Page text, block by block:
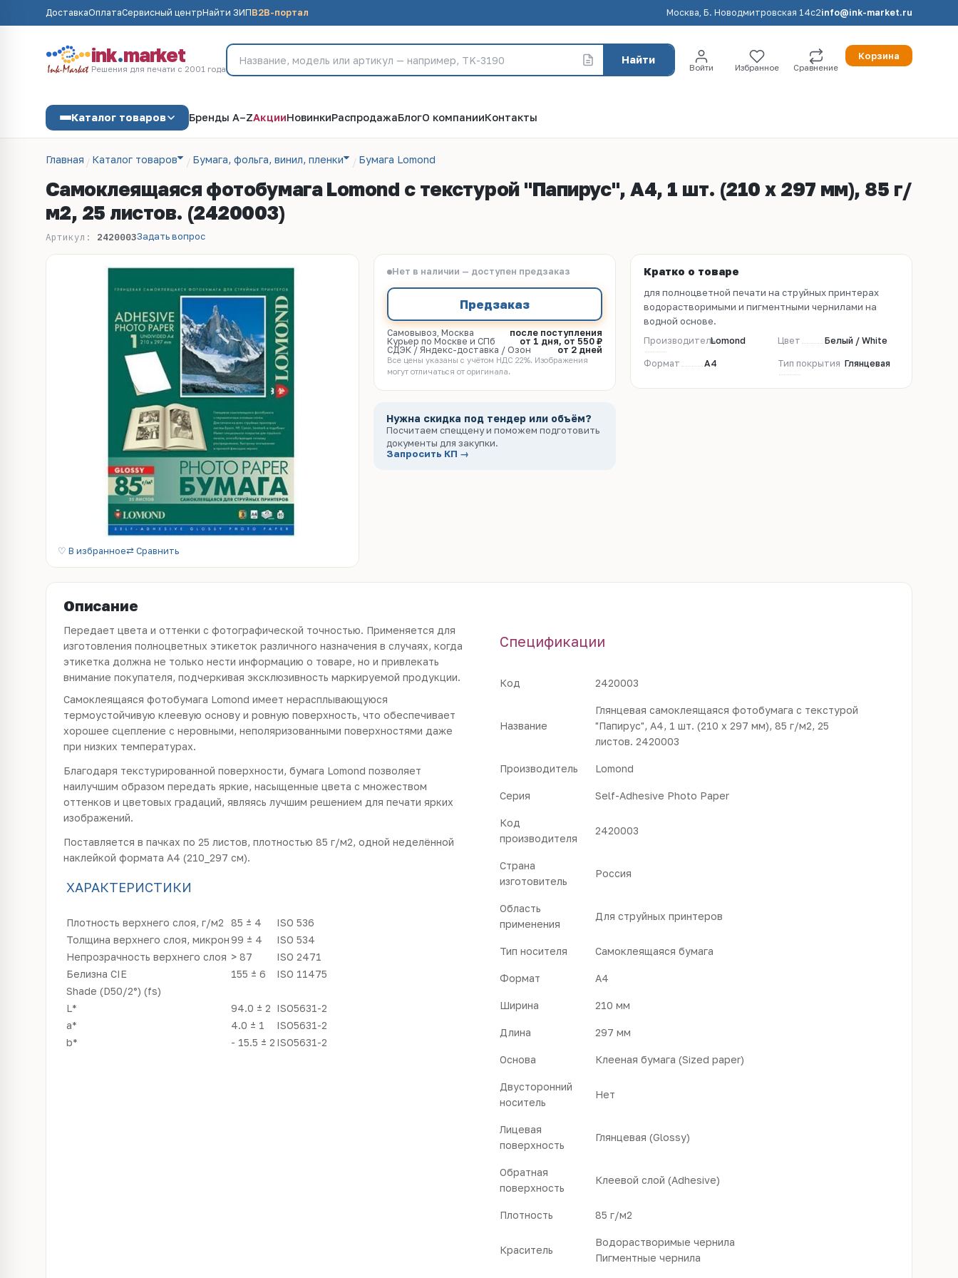
ДоставкаОплатаСервисный центрНайти ЗИПB2B-портал Москва, Б. Новодмитровская 14с2info@ink-market.ru
ink.market
Решения для печати с 2001 года
Найти
Войти Избранное Сравнение
Корзина
Каталог товаров Бренды A–ZАкцииНовинкиРаспродажаБлогО компанииКонтакты
Главная Каталог товаров Бумага, фольга, винил, пленки Бумага Lomond
Самоклеящаяся фотобумага Lomond с текстурой "Папирус", A4, 1 шт. (210 x 297 мм), 85 г/
м2, 25 листов. (2420003)
Артикул: 2420003Задать вопрос
♡ В избранное⇄ Сравнить
Нет в наличии — доступен предзаказ
Предзаказ
Самовывоз, Москва
после поступления
Курьер по Москве и СПб
от 1 дня, от 550 ₽
СДЭК / Яндекс-доставка / Озон
от 2 дней
Все цены указаны с учётом НДС 22%. Изображения
могут отличаться от оригинала.
Нужна скидка под тендер или объём?
Посчитаем спеццену и поможем подготовить
документы для закупки.
Запросить КП →
Кратко о товаре
для полноцветной печати на струйных принтерах
водорастворимыми и пигментными чернилами на
водной основе.
ПроизводительLomond Цвет Белый / White
Формат A4 Тип покрытия Глянцевая
Описание
Передает цвета и оттенки с фотографической точностью. Применяется для
изготовления полноцветных этикеток различного назначения в случаях, когда
этикетка должна не только нести информацию о товаре, но и привлекать
внимание покупателя, подчеркивая эксклюзивность маркируемой продукции.
Cамоклеящаяся фотобумага Lomond имеет нерасплывающуюся
термоустойчивую клеевую основу и ровную поверхность, что обеспечивает
хорошее сцепление с неровными, неполяризованными поверхностями даже
при низких температурах.
Благодаря текстурированной поверхности, бумага Lomond позволяет
наилучшим образом передать яркие, насыщенные цвета с множеством
оттенков и цветовых градаций, являясь лучшим решением для печати ярких
изображений.
Поставляется в пачках по 25 листов, плотностью 85 г/м2, одной неделённой
наклейкой формата A4 (210_297 см).
ХАРАКТЕРИСТИКИ
Плотность верхнего слоя, г/м2 85 ± 4
ISO 536
Толщина верхнего слоя, микрон99 ± 4
ISO 534
Непрозрачность верхнего слоя > 87
ISO 2471
Белизна CIE
155 ± 6
ISO 11475
Shade (D50/2°) (fs)
L*
94.0 ± 2 ISO5631-2
a*
4.0 ± 1
ISO5631-2
b*
- 15.5 ± 2 ISO5631-2
Спецификации
Код 2420003
Название
Глянцевая самоклеящаяся фотобумага с текстурой
"Папирус", A4, 1 шт. (210 x 297 мм), 85 г/м2, 25
листов. 2420003
Производитель Lomond
Серия Self-Adhesive Photo Paper
Код
производителя
2420003
Страна
изготовитель
Россия
Область
применения
Для струйных принтеров
Тип носителя Самоклеящаяся бумага
Формат A4
Ширина 210 мм
Длина 297 мм
Основа Клееная бумага (Sized paper)
Двусторонний
носитель
Нет
Лицевая
поверхность
Глянцевая (Glossy)
Обратная
поверхность
Клеевой слой (Adhesive)
Плотность 85 г/м2
Краситель
Водорастворимые чернила
Пигментные чернила